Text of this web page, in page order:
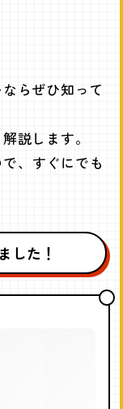
らぜひ知って
説します。
、すぐにでも
した！